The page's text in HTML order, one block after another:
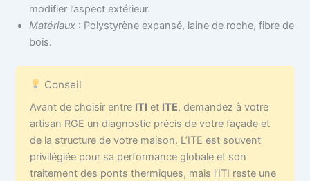
modifier l’aspect extérieur.
Matériaux : Polystyrène expansé, laine de roche, fibre de
bois.
Conseil
Avant de choisir entre ITI et ITE, demandez à votre
artisan RGE un diagnostic précis de votre façade et
de la structure de votre maison. L’ITE est souvent
privilégiée pour sa performance globale et son
traitement des ponts thermiques, mais l’ITI reste une